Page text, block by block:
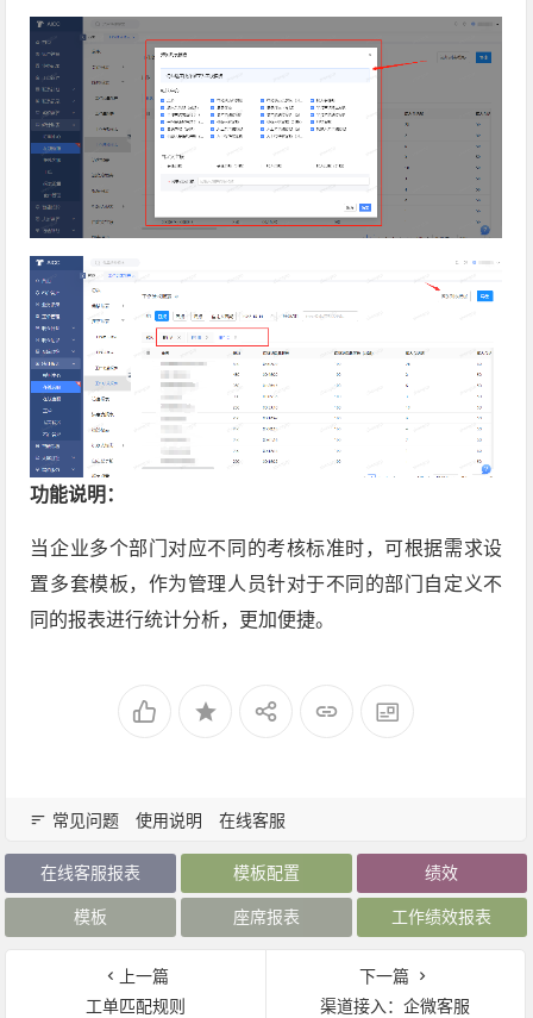
功能说明：
当企业多个部门对应不同的考核标准时，可根据需求设
置多套模板，作为管理人员针对于不同的部门自定义不
同的报表进行统计分析，更加便捷。
常见问题 使用说明 在线客服
在线客服报表 模板配置 绩效
模板 座席报表 工作绩效报表
上一篇
工单匹配规则
下一篇
渠道接入：企微客服